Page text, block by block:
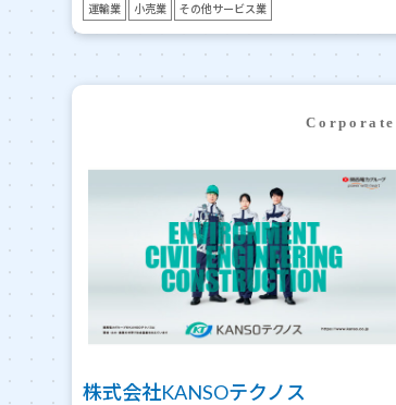
運輸業 小売業 その他サービス業
株式会社KANSOテクノス